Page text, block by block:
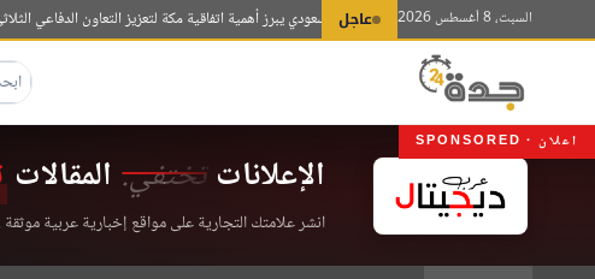
السبت، 8 أغسطس 2026 عاجل
وزير الدفاع السعودي يبرز أهمية اتفاقية مكة لتعزيز التعاون الدفاعي الثلاثي
اعلان · SPONSORED
الإعلانات تختفي. المقالات
انشر علامتك التجارية على مواقع إخبارية عربية موثقة . اشتراك